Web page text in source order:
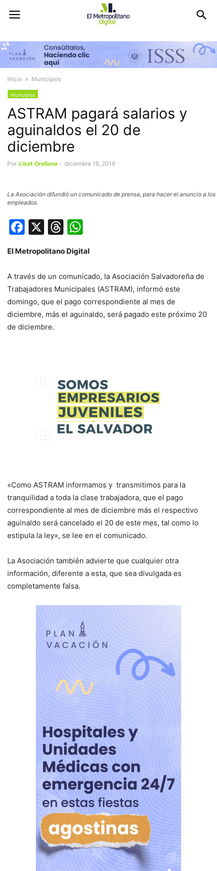
Inicio Municipios
Municipios
ASTRAM pagará salarios y
aguinaldos el 20 de
diciembre
Por Liset Orellana - diciembre 18, 2016
La Asociación difundió un comunicado de prensa, para hacer el anuncio a los
empleados.
Facebook
X Threads
El Metropolitano Digital
A través de un comunicado, la Asociación Salvadoreña de
Trabajadores Municipales (ASTRAM), informó este
domingo, que el pago correspondiente al mes de
diciembre, más el aguinaldo, será pagado este próximo 20
de diciembre.
«Como ASTRAM informamos y transmitimos para la
tranquilidad a toda la clase trabajadora, que el pago
correspondiente al mes de diciembre más el respectivo
aguinaldo será cancelado el 20 de este mes, tal como lo
estipula la ley», se lee en el comunicado.
La Asociación también advierte que cualquier otra
información, diferente a esta, que sea divulgada es
completamente falsa.